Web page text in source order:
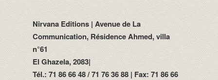
Nirvana Editions | Avenue de La
Communication, Résidence Ahmed, villa
n°61
El Ghazela, 2083|
Tél.: 71 86 66 48 / 71 76 36 88 | Fax: 71 86 66